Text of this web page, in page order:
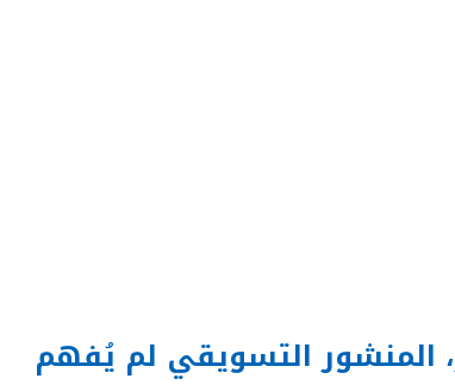
المنشور التسويقي لم يُفهم